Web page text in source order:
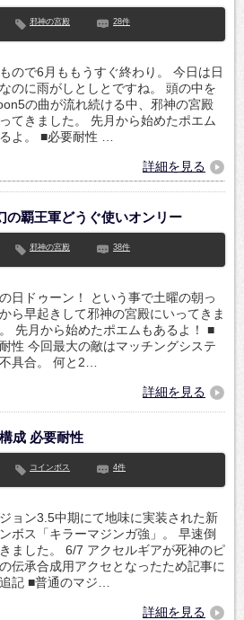
邪神の宮殿 28件
ので6月ももうすぐ終わり。 今日は日
のに雨がしとしとですね。 頭の中を
の曲が流れ続ける中、邪神の宮殿
てきました。 先月から始めたポエム
よ。 ■必要耐性 …
詳細を見る
の覇王軍どうぐ使いオンリー
邪神の宮殿 38件
日ドゥーン！ という事で土曜の朝っ
ら早起きして邪神の宮殿にいってきま
先月から始めたポエムもあるよ！ ■
性 今回最大の敵はマッチングシステ
具合。 何と2…
詳細を見る
成 必要耐性
コインボス 4件
ョン3.5中期にて地味に実装された新
ボス「キラーマジンガ強」。 早速倒
ました。 6/7 アクセルギアが死神のピ
伝承合成用アクセとなったため記事に
記 ■普通のマジ…
詳細を見る